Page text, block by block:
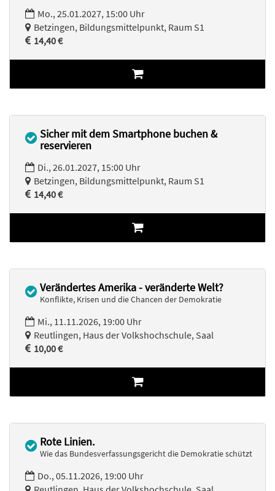
Mo., 25.01.2027, 15:00 Uhr
Betzingen, Bildungsmittelpunkt, Raum S1
14,40 €
Sicher mit dem Smartphone buchen &
reservieren
Di., 26.01.2027, 15:00 Uhr
Betzingen, Bildungsmittelpunkt, Raum S1
14,40 €
Verändertes Amerika - veränderte Welt?
Konflikte, Krisen und die Chancen der Demokratie
Mi., 11.11.2026, 19:00 Uhr
Reutlingen, Haus der Volkshochschule, Saal
10,00 €
Rote Linien.
Wie das Bundesverfassungsgericht die Demokratie schützt
Do., 05.11.2026, 19:00 Uhr